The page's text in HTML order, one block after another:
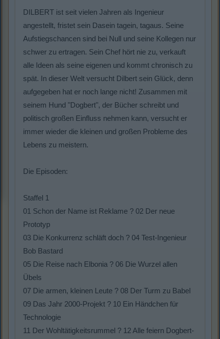
DILBERT ist seit vielen Jahren als Ingenieur
angestellt, fristet sein Dasein tagein, tagaus. Seine
Aufstiegschancen sind bei Null und seine Kollegen nur
schwer zu ertragen. Sein Chef hört nie zu, verkauft
alle Ideen als seine eigenen und kommt chronisch zu
spät. In dieser Welt versucht Dilbert sein Glück, denn
aufgegeben hat er noch lange nicht! Zusammen mit
seinem Hund "Dogbert", der Bücher schreibt und
politisch großen Einfluss nehmen kann, versucht er
immer wieder die kleinen und großen Probleme des
Lebens zu meistern.
Die Episoden:
Staffel 1
01 Schon der Name ist Reklame ? 02 Der neue
Prototyp
03 Die Konkurrenz schläft doch ? 04 Test-Ingenieur
Bob Bastard
05 Die Reise nach Elbonia ? 06 Die Wurzel allen
Übels
07 Die armen, kleinen Leute ? 08 Der Turm zu Babel
09 Das Jahr 2000-Projekt ? 10 Ein Händchen für
Technologie
11 Der Wohltätigkeitsrummel ? 12 Alle feiern Dogbert-